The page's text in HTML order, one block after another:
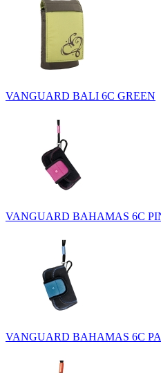
VANGUARD BALI 6C GREEN
VANGUARD BAHAMAS 6C
VANGUARD BAHAMAS 6C